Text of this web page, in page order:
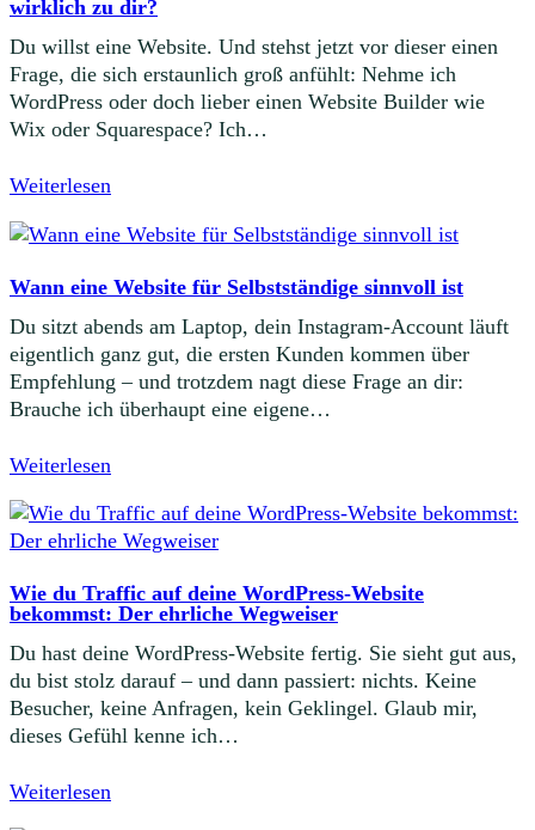
wirklich zu dir?
Du willst eine Website. Und stehst jetzt vor dieser einen
Frage, die sich erstaunlich groß anfühlt: Nehme ich
WordPress oder doch lieber einen Website Builder wie
Wix oder Squarespace? Ich…
Weiterlesen
Wann eine Website für Selbstständige sinnvoll ist
Du sitzt abends am Laptop, dein Instagram-Account läuft
eigentlich ganz gut, die ersten Kunden kommen über
Empfehlung – und trotzdem nagt diese Frage an dir:
Brauche ich überhaupt eine eigene…
Weiterlesen
Wie du Traffic auf deine WordPress-Website
bekommst: Der ehrliche Wegweiser
Du hast deine WordPress-Website fertig. Sie sieht gut aus,
du bist stolz darauf – und dann passiert: nichts. Keine
Besucher, keine Anfragen, kein Geklingel. Glaub mir,
dieses Gefühl kenne ich…
Weiterlesen